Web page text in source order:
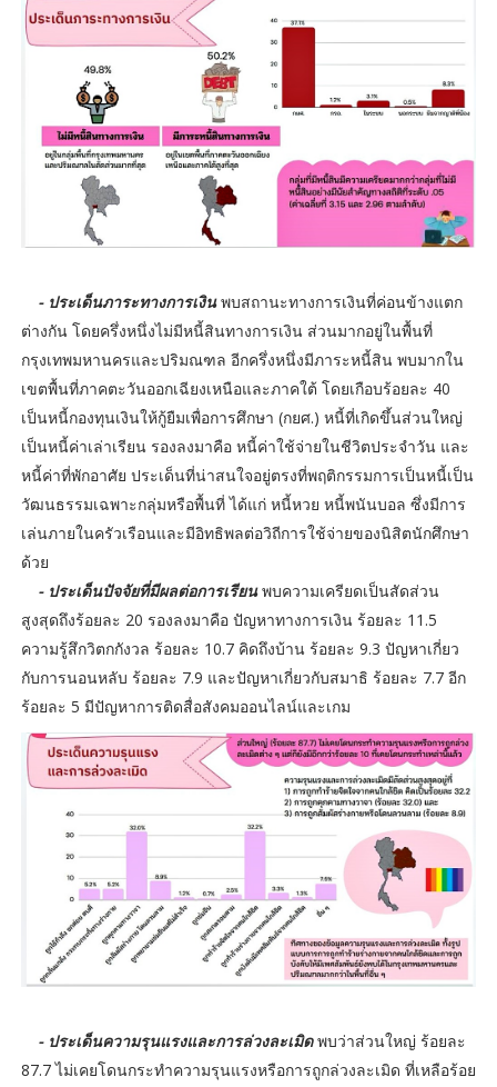
- ประเด็นภาระทางการเงินพบสถานะทางการเงินที่ค่อนข้างแตก
ต่างกัน โดยครึ่งหนึ่งไม่มีหนี้สินทางการเงิน ส่วนมากอยู่ในพื้นที่
กรุงเทพมหานครและปริมณฑล อีกครึ่งหนึ่งมีภาระหนี้สิน พบมากใน
เขตพื้นที่ภาคตะวันออกเฉียงเหนือและภาคใต้ โดยเกือบร้อยละ 40
เป็นหนี้กองทุนเงินให้กู้ยืมเพื่อการศึกษา (กยศ.) หนี้ที่เกิดขึ้นส่วนใหญ่
เป็นหนี้ค่าเล่าเรียน รองลงมาคือ หนี้ค่าใช้จ่ายในชีวิตประจำวัน และ
หนี้ค่าที่พักอาศัย ประเด็นที่น่าสนใจอยู่ตรงที่พฤติกรรมการเป็นหนี้เป็น
วัฒนธรรมเฉพาะกลุ่มหรือพื้นที่ ได้แก่ หนี้หวย หนี้พนันบอล ซึ่งมีการ
เล่นภายในครัวเรือนและมีอิทธิพลต่อวิถีการใช้จ่ายของนิสิตนักศึกษา
ด้วย
- ประเด็นปัจจัยที่มีผลต่อการเรียน พบความเครียดเป็นสัดส่วน
สูงสุดถึงร้อยละ 20 รองลงมาคือ ปัญหาทางการเงิน ร้อยละ 11.5
ความรู้สึกวิตกกังวล ร้อยละ 10.7 คิดถึงบ้าน ร้อยละ 9.3 ปัญหาเกี่ยว
กับการนอนหลับ ร้อยละ 7.9 และปัญหาเกี่ยวกับสมาธิ ร้อยละ 7.7 อีก
ร้อยละ 5 มีปัญหาการติดสื่อสังคมออนไลน์และเกม
- ประเด็นความรุนแรงและการล่วงละเมิดพบว่าส่วนใหญ่ ร้อยละ
87.7 ไม่เคยโดนกระทำความรุนแรงหรือการถูกล่วงละเมิด ที่เหลือร้อย